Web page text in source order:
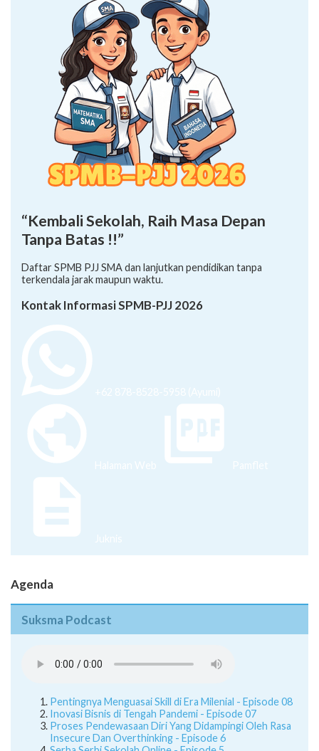
“Kembali Sekolah, Raih Masa Depan
Tanpa Batas !!”
Daftar SPMB PJJ SMA dan lanjutkan pendidikan tanpa
terkendala jarak maupun waktu.
Kontak Informasi SPMB-PJJ 2026
+62 878-8528-5958 (Ayumi)
Halaman Web Pamflet
Juknis
Agenda
Suksma Podcast
Pentingnya Menguasai Skill di Era Milenial - Episode 08
Inovasi Bisnis di Tengah Pandemi - Episode 07
Proses Pendewasaan Diri Yang Didampingi Oleh Rasa
Insecure Dan Overthinking - Episode 6